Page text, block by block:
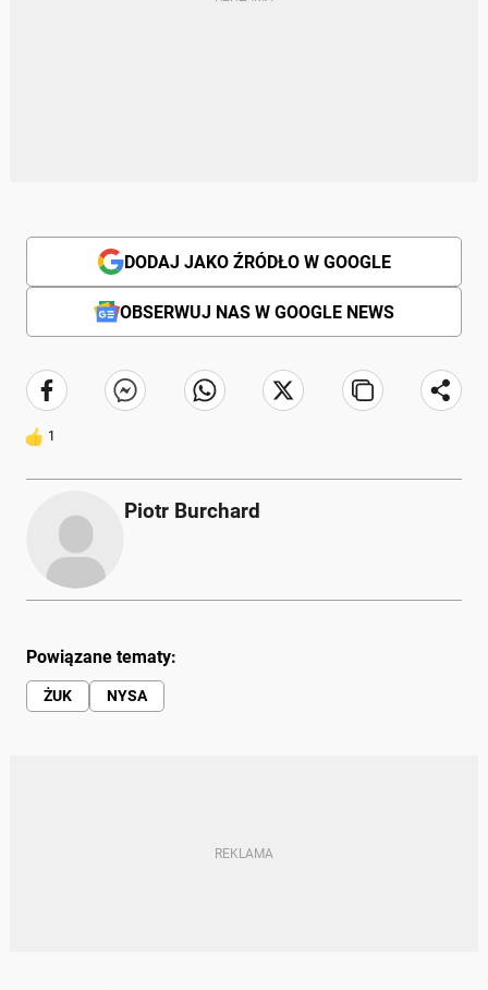
DODAJ JAKO ŹRÓDŁO W GOOGLE
OBSERWUJ NAS W GOOGLE NEWS
1
Piotr Burchard
Powiązane tematy:
ŻUK NYSA